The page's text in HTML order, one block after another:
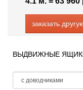
заказать
ВЫДВИЖНЫЕ